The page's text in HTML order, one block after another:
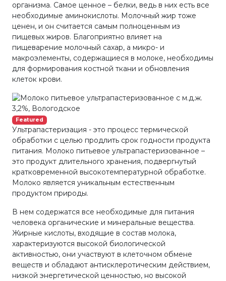
организма. Самое ценное – белки, ведь в них есть все
необходимые аминокислоты. Молочный жир тоже
ценен, и он считается самым полноценным из
пищевых жиров. Благоприятно влияет на
пищеварение молочный сахар, а микро- и
макроэлементы, содержащиеся в молоке, необходимы
для формирования костной ткани и обновления
клеток крови.
Featured
Ультрапастеризация - это процесс термической
обработки с целью продлить срок годности продукта
питания. Молоко питьевое ультрапастеризованное –
это продукт длительного хранения, подвергнутый
кратковременной высокотемпературной обработке.
Молоко является уникальным естественным
продуктом природы.
В нем содержатся все необходимые для питания
человека органические и минеральные вещества.
Жирные кислоты, входящие в состав молока,
характеризуются высокой биологической
активностью, они участвуют в клеточном обмене
веществ и обладают антисклеротическим действием,
низкой энергетической ценностью, но высокой